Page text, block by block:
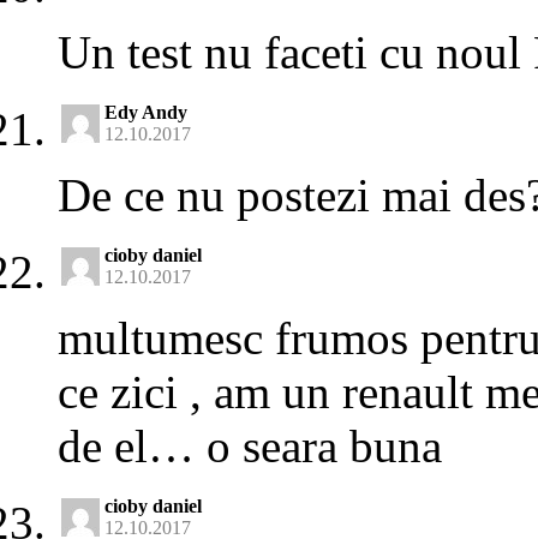
Un test nu faceti cu
Edy Andy
12.10.2017
De ce nu postezi mai
cioby daniel
12.10.2017
multumesc frumos
ce zici , am un renault
de el… o seara buna
cioby daniel
12.10.2017